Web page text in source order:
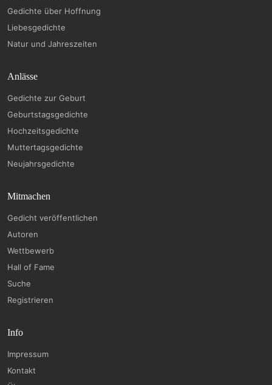
Gedichte über Hoffnung
Liebesgedichte
Natur und Jahreszeiten
Anlässe
Gedichte zur Geburt
Geburtstagsgedichte
Hochzeitsgedichte
Muttertagsgedichte
Neujahrsgedichte
Mitmachen
Gedicht veröffentlichen
Autoren
Wettbewerb
Hall of Fame
Suche
Registrieren
Info
Impressum
Kontakt